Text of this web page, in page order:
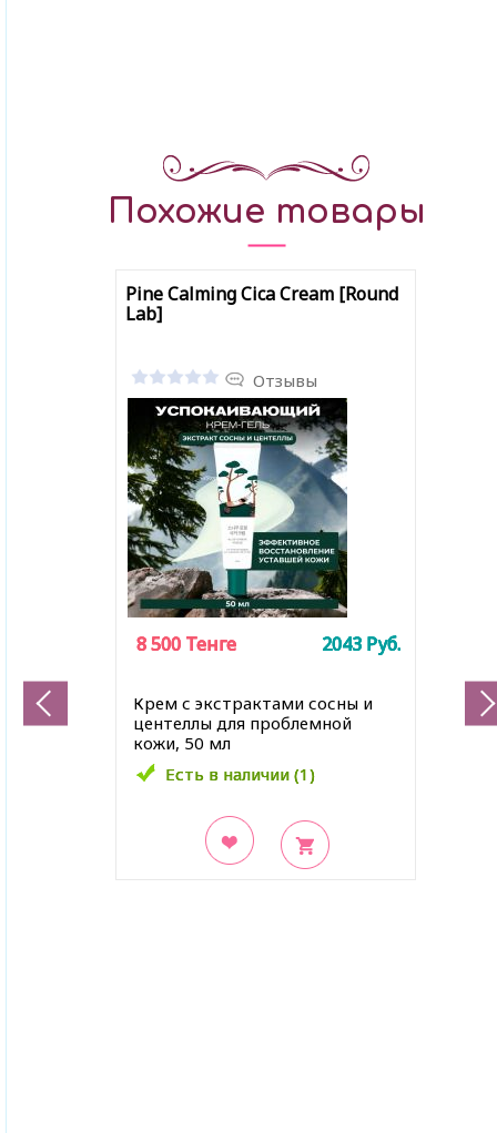
Похожие товары
Pine Calming Cica Cream [Round
Lab]
Отзывы
Крем с экстрактами сосны и
центеллы для проблемной
кожи, 50 мл
Есть в наличии (1)
8 500 Тенге 2043 Руб.
Есть в наличии (1)
8 500 Тенге 2043 Руб.
Есть в наличии (1)
8 500 Тенге 2043 Руб.